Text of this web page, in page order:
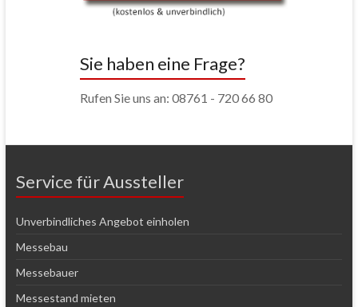
Sie haben eine Frage?
Rufen Sie uns an: 08761 - 720 66 80
Service für Aussteller
Unverbindliches Angebot einholen
Messebau
Messebauer
Messestand mieten